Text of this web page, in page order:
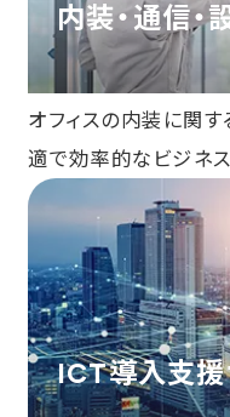
内装・通信・
オフィスの内装に関
適で効率的なビジネ
ICT導入支援